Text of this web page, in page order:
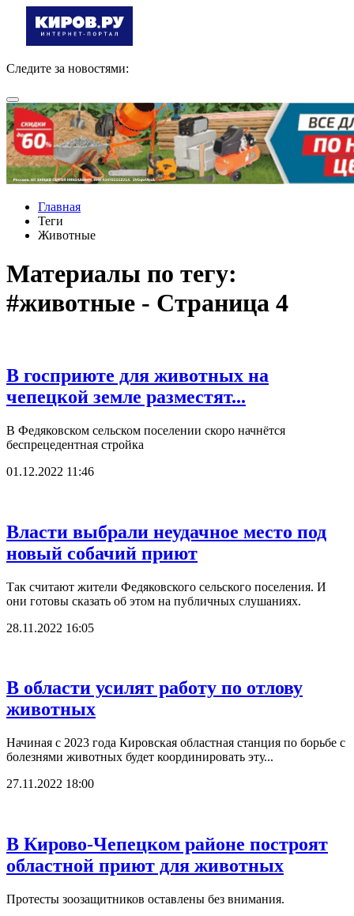
Следите за новостями:
Главная
Теги
Животные
Материалы по тегу:
#животные - Страница 4
В госприюте для животных на
чепецкой земле разместят...
В Федяковском сельском поселении скоро начнётся
беспрецедентная стройка
01.12.2022 11:46
Власти выбрали неудачное место под
новый собачий приют
Так считают жители Федяковского сельского поселения. И
они готовы сказать об этом на публичных слушаниях.
28.11.2022 16:05
В области усилят работу по отлову
животных
Начиная с 2023 года Кировская областная станция по борьбе с
болезнями животных будет координировать эту...
27.11.2022 18:00
В Кирово-Чепецком районе построят
областной приют для животных
Протесты зоозащитников оставлены без внимания.